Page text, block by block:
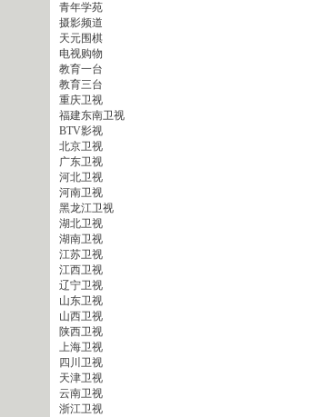
青年学苑
摄影频道
天元围棋
电视购物
教育一台
教育三台
重庆卫视
福建东南卫视
BTV影视
北京卫视
广东卫视
河北卫视
河南卫视
黑龙江卫视
湖北卫视
湖南卫视
江苏卫视
江西卫视
辽宁卫视
山东卫视
山西卫视
陕西卫视
上海卫视
四川卫视
天津卫视
云南卫视
浙江卫视